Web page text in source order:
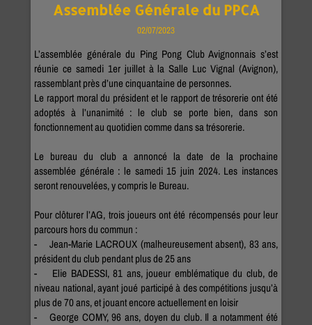
Assemblée Générale du PPCA
02/07/2023
L’assemblée générale du Ping Pong Club Avignonnais s’est
réunie ce samedi 1er juillet à la Salle Luc Vignal (Avignon),
rassemblant près d’une cinquantaine de personnes.
Le rapport moral du président et le rapport de trésorerie ont été
adoptés à l’unanimité : le club se porte bien, dans son
fonctionnement au quotidien comme dans sa trésorerie.
Le bureau du club a annoncé la date de la prochaine
assemblée générale : le samedi 15 juin 2024. Les instances
seront renouvelées, y compris le Bureau.
Pour clôturer l’AG, trois joueurs ont été récompensés pour leur
parcours hors du commun :
- Jean-Marie LACROUX (malheureusement absent), 83 ans,
président du club pendant plus de 25 ans
- Elie BADESSI, 81 ans, joueur emblématique du club, de
niveau national, ayant joué participé à des compétitions jusqu’à
plus de 70 ans, et jouant encore actuellement en loisir
- George COMY, 96 ans, doyen du club. Il a notamment été